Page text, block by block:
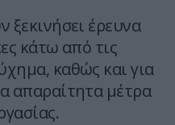
ξεκινήσει έρευνα
κάτω από τις
καθώς και για
απαραίτητα μέτρα